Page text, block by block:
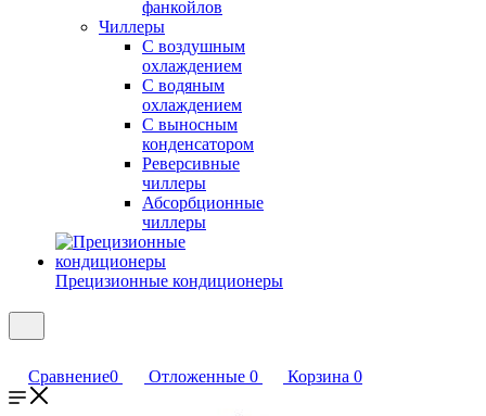
фанкойлов
Чиллеры
С воздушным
охлаждением
С водяным
охлаждением
С выносным
конденсатором
Реверсивные
чиллеры
Абсорбционные
чиллеры
Прецизионные кондиционеры
Сравнение0 Отложенные 0 Корзина 0